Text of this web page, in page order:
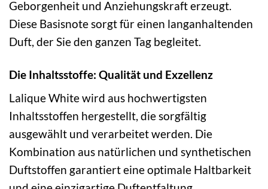
Geborgenheit und Anziehungskraft erzeugt.
Diese Basisnote sorgt für einen langanhaltenden
Duft, der Sie den ganzen Tag begleitet.
Die Inhaltsstoffe: Qualität und Exzellenz
Lalique White wird aus hochwertigsten
Inhaltsstoffen hergestellt, die sorgfältig
ausgewählt und verarbeitet werden. Die
Kombination aus natürlichen und synthetischen
Duftstoffen garantiert eine optimale Haltbarkeit